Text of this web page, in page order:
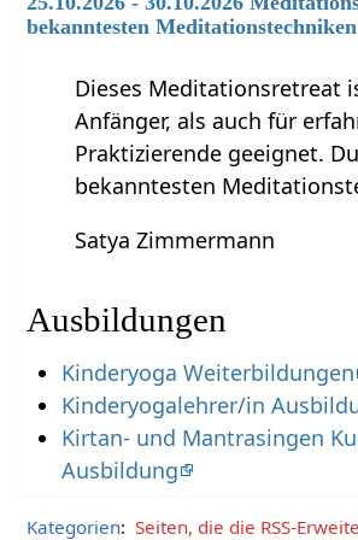
bekanntesten Meditationstechniken
Dieses Meditationsretreat
Anfänger, als auch für
Praktizierende geeignet.
bekanntesten
Satya Zimmermann
Ausbildungen
Kinderyoga Weiterbildungen
Kinderyogalehrer/in
Kirtan- und Mantrasingen
Ausbildung
Kategorien: Seiten, die die RSS-